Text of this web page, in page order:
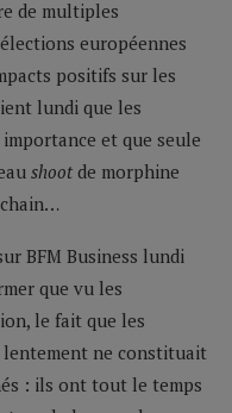
de multiples
européennes
positifs sur les
lundi que les
et que seule
shoot de morphine
BFM Business lundi
que vu les
le fait que les
lentement ne constituait
: ils ont tout le temps